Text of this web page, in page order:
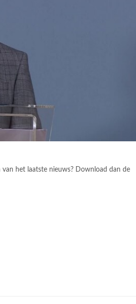
het laatste nieuws? Download dan de